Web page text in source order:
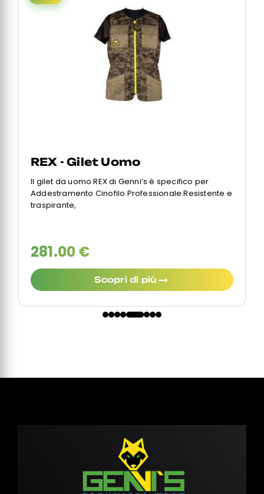
REX - Gilet Uomo
Il gilet da uomo REX di Genni’s è specifico per
Addestramento Cinofilo Professionale.Resistente e
traspirante,
281.00 €
Scopri di più